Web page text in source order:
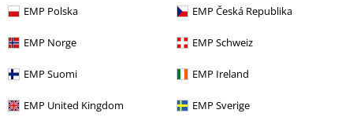
EMP Polska EMP Česká Republika
EMP Norge EMP Schweiz
EMP Suomi EMP Ireland
EMP United Kingdom EMP Sverige
Naposledy navštívené